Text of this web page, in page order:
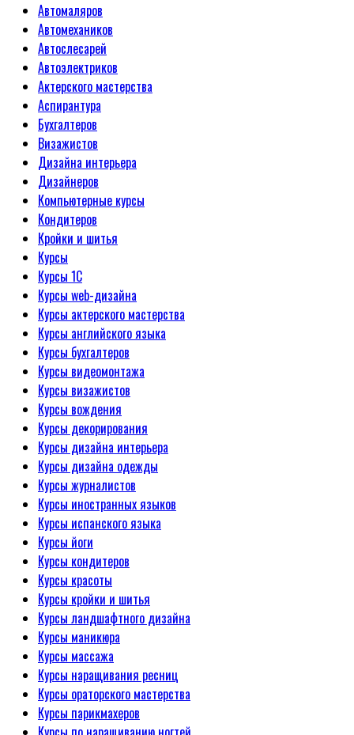
Автомаляров
Автомехаников
Автослесарей
Автоэлектриков
Актерского мастерства
Аспирантура
Бухгалтеров
Визажистов
Дизайна интерьера
Дизайнеров
Компьютерные курсы
Кондитеров
Кройки и шитья
Курсы
Курсы 1С
Курсы web-дизайна
Курсы актерского мастерства
Курсы английского языка
Курсы бухгалтеров
Курсы видеомонтажа
Курсы визажистов
Курсы вождения
Курсы декорирования
Курсы дизайна интерьера
Курсы дизайна одежды
Курсы журналистов
Курсы иностранных языков
Курсы испанского языка
Курсы йоги
Курсы кондитеров
Курсы красоты
Курсы кройки и шитья
Курсы ландшафтного дизайна
Курсы маникюра
Курсы массажа
Курсы наращивания ресниц
Курсы ораторского мастерства
Курсы парикмахеров